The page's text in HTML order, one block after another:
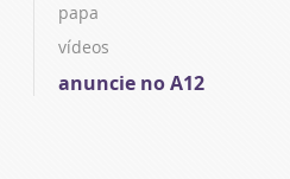
papa
vídeos
anuncie no A12